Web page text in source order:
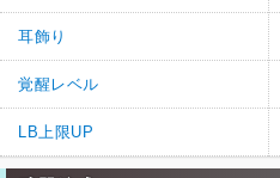
耳飾り
覚醒レベル
LB上限UP